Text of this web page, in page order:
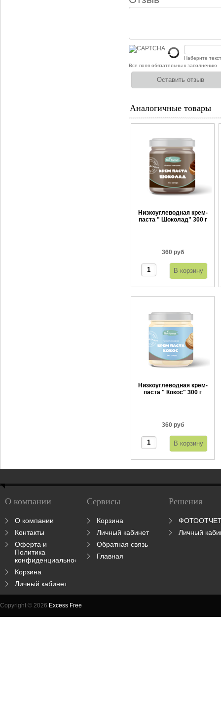
Наберите
Все поля обязательны к заполнению
Аналогичные товары
Низкоуглеводная крем-
паста " Шоколад" 300 г
360 руб
Низкоуглеводная крем-
паста " Кокос" 300 г
360 руб
О компании
О компании
Контакты
Оферта и
Политика
конфиденциальности
Корзина
Личный кабинет
Сервисы
Корзина
Личный кабинет
Обратная связь
Главная
Решения
Личный
Copyright © 2026 Excess Free